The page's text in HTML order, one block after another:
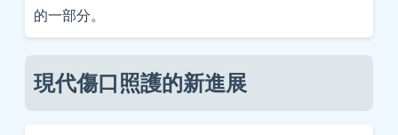
的一部分。
現代傷口照護的新進展